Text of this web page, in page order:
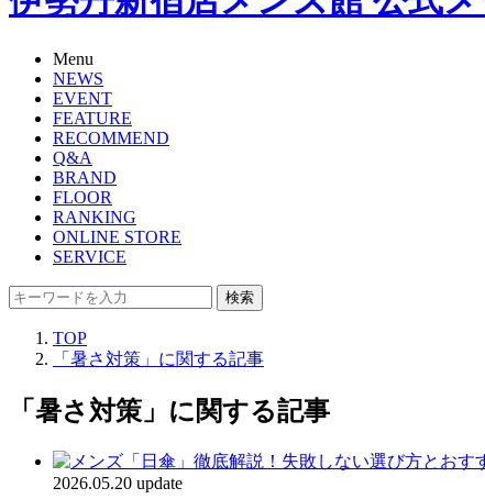
Menu
NEWS
EVENT
FEATURE
RECOMMEND
Q&A
BRAND
FLOOR
RANKING
ONLINE STORE
SERVICE
検索
TOP
「暑さ対策」に関する記事
「暑さ対策」に関する記事
2026.05.20 update